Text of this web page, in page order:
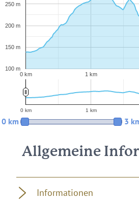
0 km 1 km
100 m
150 m
200 m
250 m
0 km 1 km
0 km 3
Allgemeine
Informationen